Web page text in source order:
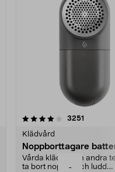
-
3251
Klädvård
Noppborttagare
Vårda kläder och andra
ta bort noppor och ludd.
4.5av 5 stjärnor